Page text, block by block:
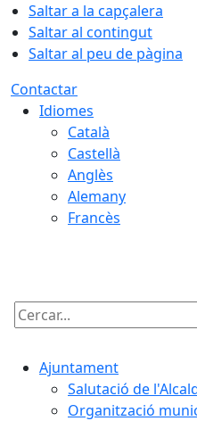
Saltar a la capçalera
Saltar al contingut
Saltar al peu de pàgina
Contactar
Idiomes
Català
Castellà
Anglès
Alemany
Francès
Cercar:
Ajuntament
Salutació de
Organització